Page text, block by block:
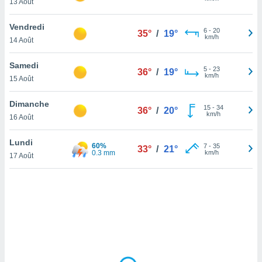
la
du
en
de
Vendredi
14 Août
35° / 19° 6- 20
km/h
Samedi
15 Août
36° / 19° 5- 23
km/h
Dimanche
16 Août
36° / 20° 15- 34
km/h
Lundi
17 Août
60%
0.3 mm
33° / 21° 7- 35
km/h